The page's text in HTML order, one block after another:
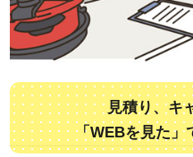
見積り、キ
「WEBを見た」